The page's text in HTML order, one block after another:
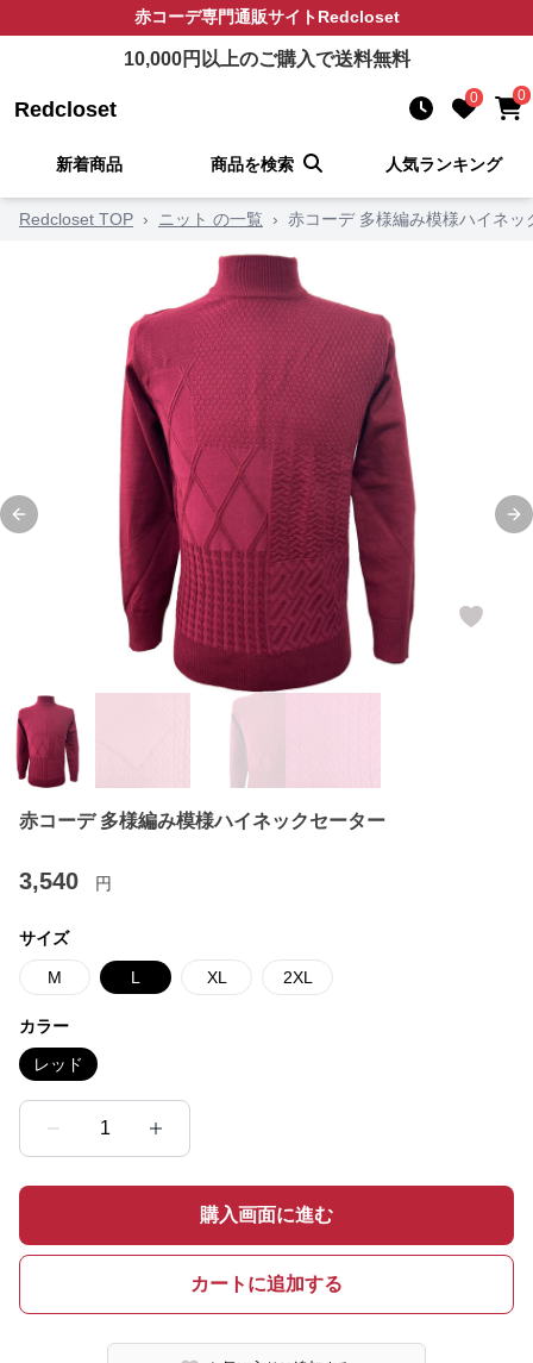
赤コーデ専門通販サイトRedcloset
10,000円以上のご購入で送料無料
Redcloset 0 0
新着商品 商品を検索 人気ランキング
Redcloset TOP › ニット の一覧 › 赤コーデ 多様編み模様ハイネッ
Previous slide
赤コーデ 多様編み模様ハイネックセーター
3,540 円
サイズ
M L XL 2XL
カラー
レッド
1
購入画面に進む
カートに追加する